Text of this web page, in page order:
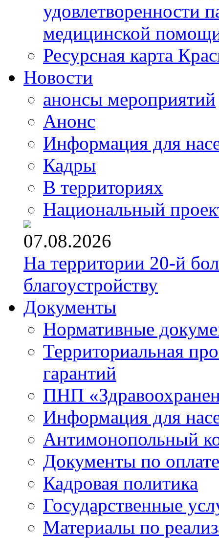
удовлетворенности
медицинской
Ресурсная карта
Новости
анонсы мероприятий
Анонс
Информация для
Кадры
В территориях
Национальный
07.08.2026
На территории 20-й
благоустройству
Документы
Нормативные
Территориальная
гарантий
ПНП
Информация для
Антимонопольный
Документы по
Кадровая политика
Государственные
Материалы по